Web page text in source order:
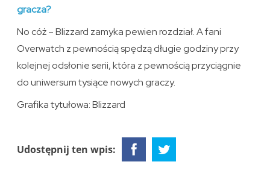
gracza?
No cóż – Blizzard zamyka pewien rozdział. A fani
Overwatch z pewnością spędzą długie godziny przy
kolejnej odsłonie serii, która z pewnością przyciągnie
do uniwersum tysiące nowych graczy.
Grafika tytułowa: Blizzard
Udostępnij ten wpis: